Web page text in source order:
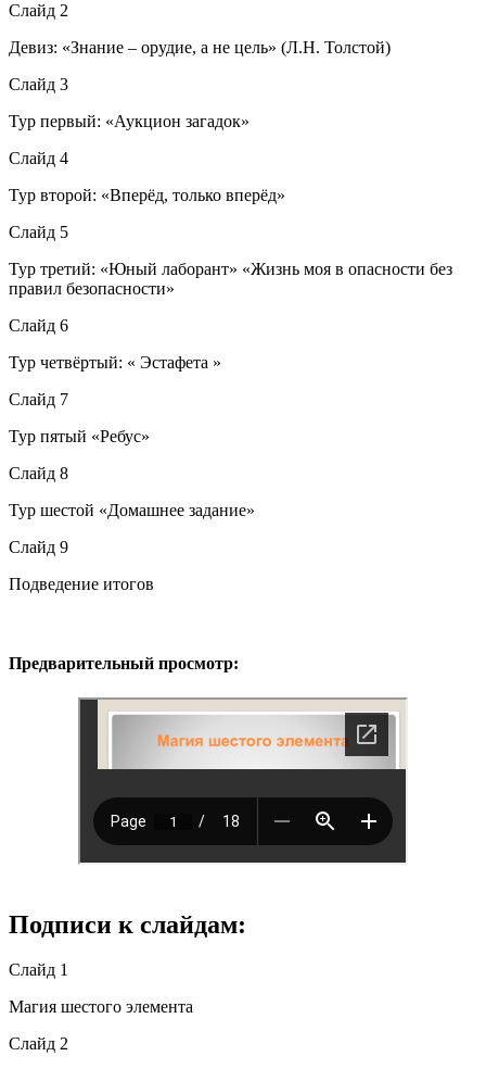
Слайд 2
Девиз: «Знание – орудие, а не цель» (Л.Н. Толстой)
Слайд 3
Тур первый: «Аукцион загадок»
Слайд 4
Тур второй: «Вперёд, только вперёд»
Слайд 5
Тур третий: «Юный лаборант» «Жизнь моя в опасности без
правил безопасности»
Слайд 6
Тур четвёртый: « Эстафета »
Слайд 7
Тур пятый «Ребус»
Слайд 8
Тур шестой «Домашнее задание»
Слайд 9
Подведение итогов
Предварительный просмотр:
Подписи к слайдам:
Слайд 1
Магия шестого элемента
Слайд 2